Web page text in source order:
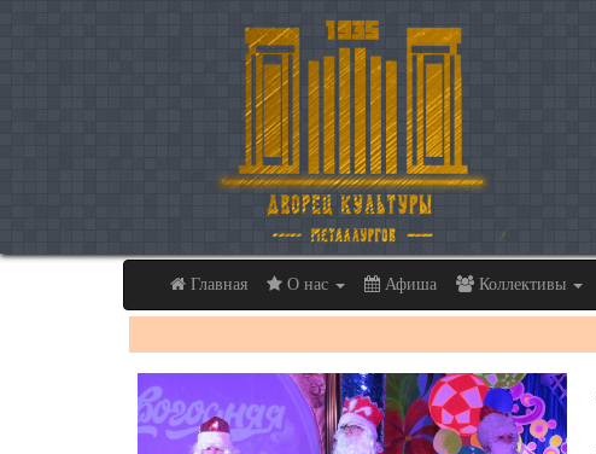
Главная О нас Афиша Коллективы